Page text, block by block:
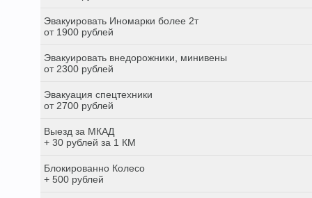
Эвакуировать Иномарки более 2т
от 1900 рублей
Эвакуировать внедорожники, минивены
от 2300 рублей
Эвакуация спецтехники
от 2700 рублей
Выезд за МКАД
+ 30 рублей за 1 КМ
Блокированно Колесо
+ 500 рублей